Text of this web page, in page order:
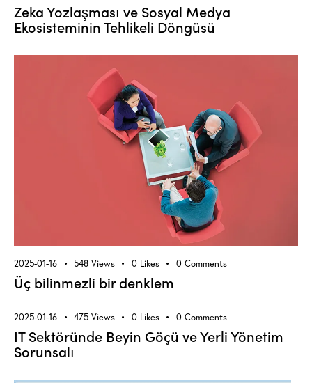
Zeka Yozlaşması ve Sosyal Medya
Ekosisteminin Tehlikeli Döngüsü
2025-01-16 548 Views 0 Likes 0 Comments
Üç bilinmezli bir denklem
2025-01-16 475 Views 0 Likes 0 Comments
IT Sektöründe Beyin Göçü ve Yerli Yönetim
Sorunsalı